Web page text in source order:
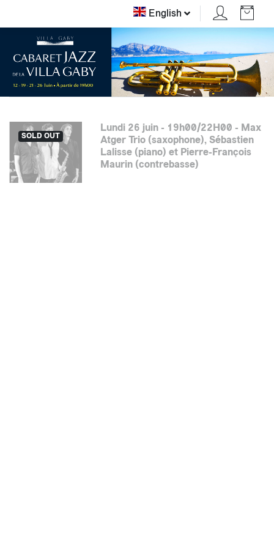
English
SOLD OUT
Lundi 26 juin - 19h00/22H00 - Max
Atger Trio (saxophone), Sébastien
Lalisse (piano) et Pierre-François
Maurin (contrebasse)